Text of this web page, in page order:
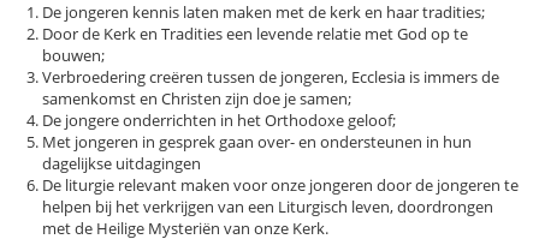
De jongeren kennis laten maken met de kerk en haar tradities;
Door de Kerk en Tradities een levende relatie met God op te
bouwen;
Verbroedering creëren tussen de jongeren, Ecclesia is immers de
samenkomst en Christen zijn doe je samen;
De jongere onderrichten in het Orthodoxe geloof;
Met jongeren in gesprek gaan over- en ondersteunen in hun
dagelijkse uitdagingen
De liturgie relevant maken voor onze jongeren door de jongeren te
helpen bij het verkrijgen van een Liturgisch leven, doordrongen
met de Heilige Mysteriën van onze Kerk.